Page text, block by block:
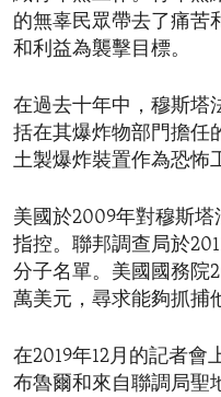
的無辜民眾帶去了痛苦
和利益為襲擊目標。
在過去十年中，穆斯塔
括在其爆炸物部門擔任
土製爆炸裝置作為恐怖
美國於2009年對穆斯
指控。聯邦調查局於
分子名單。美國國務院
萬美元，尋求能夠抓捕
在2019年12月的記者會
布魯爾和來自聯調局聖